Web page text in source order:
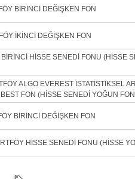
BİRİNCİ DEĞİŞKEN FON
İKİNCİ DEĞİŞKEN FON
HİSSE SENEDİ FONU (HİSSE
ALGO EVEREST İSTATİSTİKSEL
FON (HİSSE SENEDİ YOĞUN
BİRİNCİ DEĞİŞKEN FON
HİSSE SENEDİ FONU (HİSSE